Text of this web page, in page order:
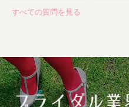
すべての質問を見る
よく身につけているスカーフの色
参考にしているウエディングサイト
参考にしているウエディング本(13)